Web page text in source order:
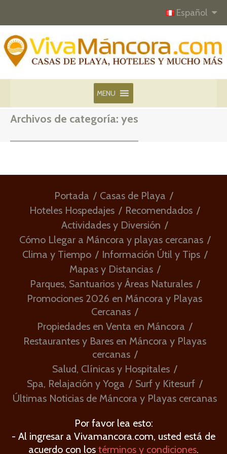
Español
MENU
Archivos de categoría: yes
Portada
Casas de Playa
Hoteles Hospedajes
Recomendados
Actividades y Diversión
Cómo Llegar a Máncora y playas cercanas
Clima y Tiempo
Información Útil y Tips
Mapas y Distancias
Parques, Santuarios y Áreas Naturales
Promociones 2026 en Máncora y Playas
Cercanas
Propiedades en Venta en Máncora
Restaurantes y Bares en Máncora y Playas
cercanas
Salud, Clínicas y Hospitales
Spa, Relajación y Yoga
Surf y Kitesurf
Últimas Noticias de Máncora y Playas cercanas
Por favor lea esto:
- Al ingresar a Vivamancora.com, usted está de
acuerdo con los términos y condiciones.